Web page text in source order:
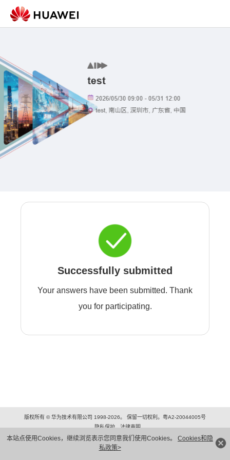
本站点使用Cookies，继续浏览表示您同意我们使用Cookies。 Cookies和隐
私政策>
Successfully submitted
Your answers have been submitted. Thank
you for participating.
版权所有 © 华为技术有限公司 1998-2026。 保留一切权利。粤A2-20044005号
隐私保护
法律声明